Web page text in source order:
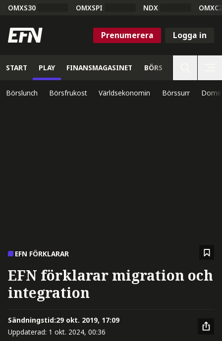
OMXS30 OMXSPI NDX
Prenumerera Logga in
START PLAY FINANSMAGASINET BÖRS
Börslunch Börsfrukost Världsekonomin Börssurr
EFN FÖRKLARAR
EFN förklarar migration och
integration
Sändningstid:29 okt. 2019, 17:09
Uppdaterad: 1 okt. 2024, 00:36